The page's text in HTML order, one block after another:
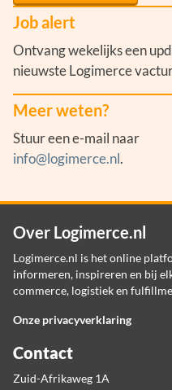
Job alert
Ontvang wekelijks een
nieuwste Logimerce
Meer weten?
Stuur een e-mail naar
info@logimerce.nl.
Over Logimerce.nl
Logimerce.nl is het online
informeren, inspireren en bij
commerce, logistiek en
Onze privacyverklaring
Contact
Zuid-Afrikaweg 1A